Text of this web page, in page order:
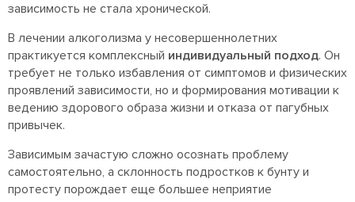
зависимость не стала хронической.
В лечении алкоголизма у несовершеннолетних
практикуется комплексный индивидуальный подход. Он
требует не только избавления от симптомов и физических
проявлений зависимости, но и формирования мотивации к
ведению здорового образа жизни и отказа от пагубных
привычек.
Зависимым зачастую сложно осознать проблему
самостоятельно, а склонность подростков к бунту и
протесту порождает еще большее неприятие